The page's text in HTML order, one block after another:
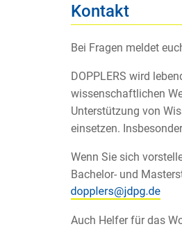
Kontakt
Bei Fragen meldet
DOPPLERS wird
wissenschaftlichen
Unterstützung von
einsetzen.
Wenn Sie sich
Bachelor- und
Auch Helfer für das